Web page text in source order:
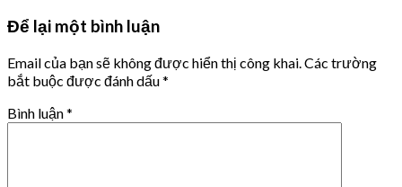
Để lại một bình luận
Email của bạn sẽ không được hiển thị công khai. Các trường
bắt buộc được đánh dấu*
Bình luận*